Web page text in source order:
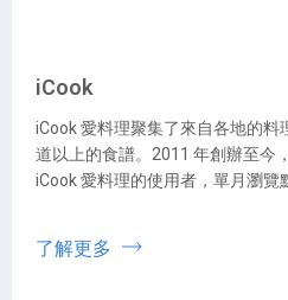
iCook
iCook 愛料理聚集了來自各地的料
道以上的食譜。2011 年創辦至今
iCook 愛料理的使用者，單月瀏覽
了解更多